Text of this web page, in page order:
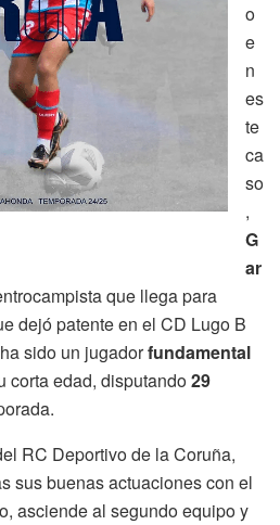
o
e
n
es
te
ca
so
,
G
ar
que llega para
dejó patente en el CD Lugo B
sido un jugadorfundamental
corta edad, disputando29
RC Deportivo de la Coruña,
sus buenas actuaciones con el
asciende al segundo equipo y